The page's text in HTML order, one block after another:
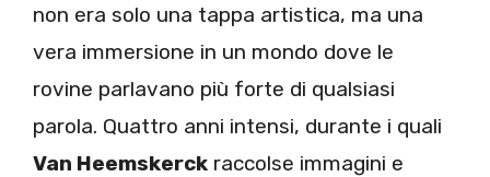
non era solo una tappa artistica, ma una
vera immersione in un mondo dove le
rovine parlavano più forte di qualsiasi
parola. Quattro anni intensi, durante i quali
Van Heemskerck raccolse immagini e